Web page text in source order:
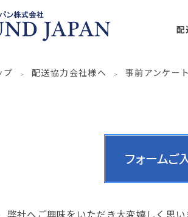
配
プ 配送協力会社様へ 事前アンケー
弊社へご興味をいただき大変嬉しく思い